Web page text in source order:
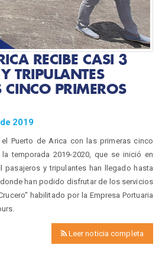
RECIBE CASI 3
TRIPULANTES
CINCO PRIMEROS
2019
Puerto de Arica con las primeras cinco
temporada 2019-2020, que se inició en
pasajeros y tripulantes han llegado hasta
han podido disfrutar de los servicios
habilitado por la Empresa Portuaria
Leer noticia completa